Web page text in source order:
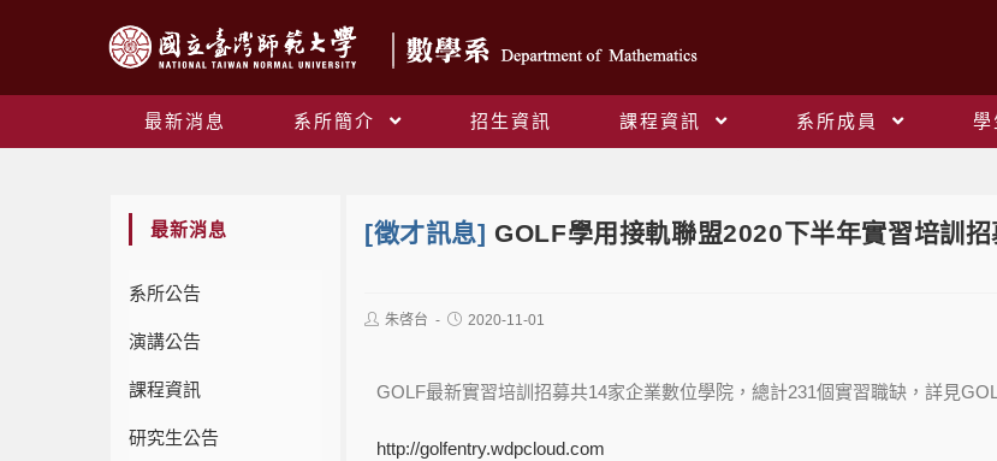
最新消息 系所簡介 招生資訊 課程資訊 系所成員 學
最新消息
系所公告
演講公告
課程資訊
研究生公告
[徵才訊息] GOLF學用接軌聯盟2020下半年實習培訓招
朱啓台 2020-11-01
GOLF最新實習培訓招募共14家企業數位學院，總計231個實習職缺，詳見
http://golfentry.wdpcloud.com